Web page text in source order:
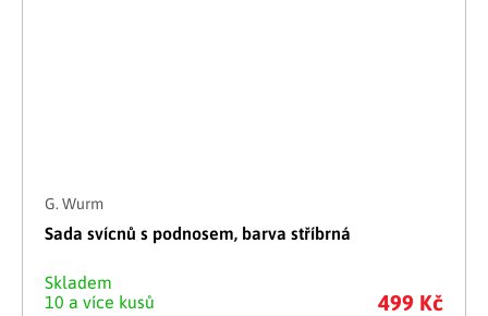
G. Wurm
Sada svícnů s podnosem, barva stříbrná
Skladem
10 a více kusů
499 Kč